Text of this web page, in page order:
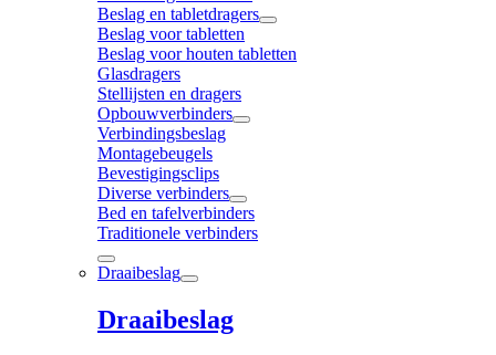
Beslag en tabletdragers
Beslag voor tabletten
Beslag voor houten tabletten
Glasdragers
Stellijsten en dragers
Opbouwverbinders
Verbindingsbeslag
Montagebeugels
Bevestigingsclips
Diverse verbinders
Bed en tafelverbinders
Traditionele verbinders
Draaibeslag
Draaibeslag